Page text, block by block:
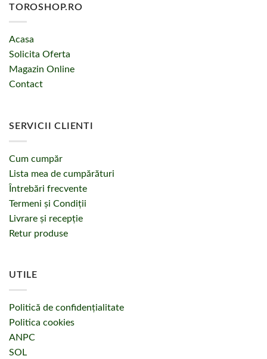
TOROSHOP.RO
Acasa
Solicita Oferta
Magazin Online
Contact
SERVICII CLIENTI
Cum cumpăr
Lista mea de cumpărături
Întrebări frecvente
Termeni și Condiții
Livrare și recepție
Retur produse
UTILE
Politică de confidențialitate
Politica cookies
ANPC
SOL